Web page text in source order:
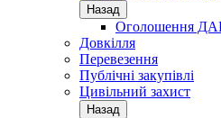
Назад
Оголошення
Довкілля
Перевезення
Публічні закупівлі
Цивільний захист
Назад